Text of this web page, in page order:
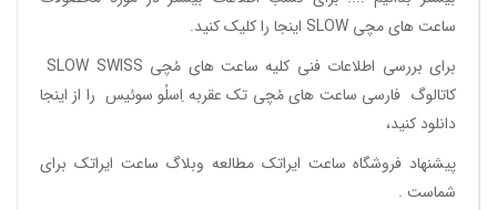
ساعت های مچی SLOW اینجا را کلیک کنید.
برای بررسی اطلاعات فنی کلیه ساعت های مُچی SLOW SWISS
کاتالوگ فارسی ساعت های مُچی تک عقربه اِسلُو سوئیس را از اینجا
دانلود کنید،
پیشنهاد فروشگاه ساعت ایراتک مطالعه وبلاگ ساعت ایراتک برای
شماست .